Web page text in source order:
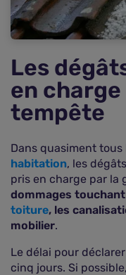
Les
en
tempête
Dans quasiment
habitation, les
pris en charge par la
dommages
toiture, les
mobilier.
Le délai pour
cinq jours. Si